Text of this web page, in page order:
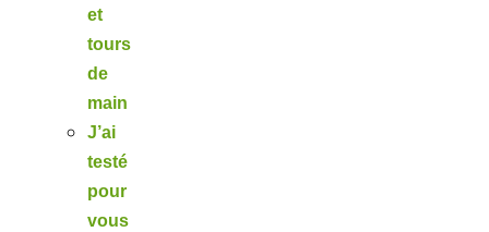
et
tours
de
main
J’ai
testé
pour
vous